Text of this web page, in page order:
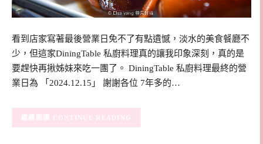
看到店家寫著最後營業日免不了有點遺憾，淡水的美食餐廳不
少，但這家DiningTable 私廚料理真的讓我印象深刻，真的是
要趕快再揪姊妹來吃一團了。 DiningTable 私廚料理最終的營
業日為 「2024.12.15」 謝謝各位 7年多的…
CONTINUE READING